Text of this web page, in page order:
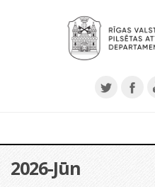
2026-Jūn